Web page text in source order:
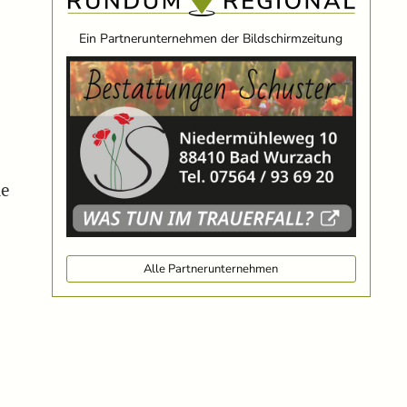
Ein Partnerunternehmen der Bildschirmzeitung
Alle Partnerunternehmen